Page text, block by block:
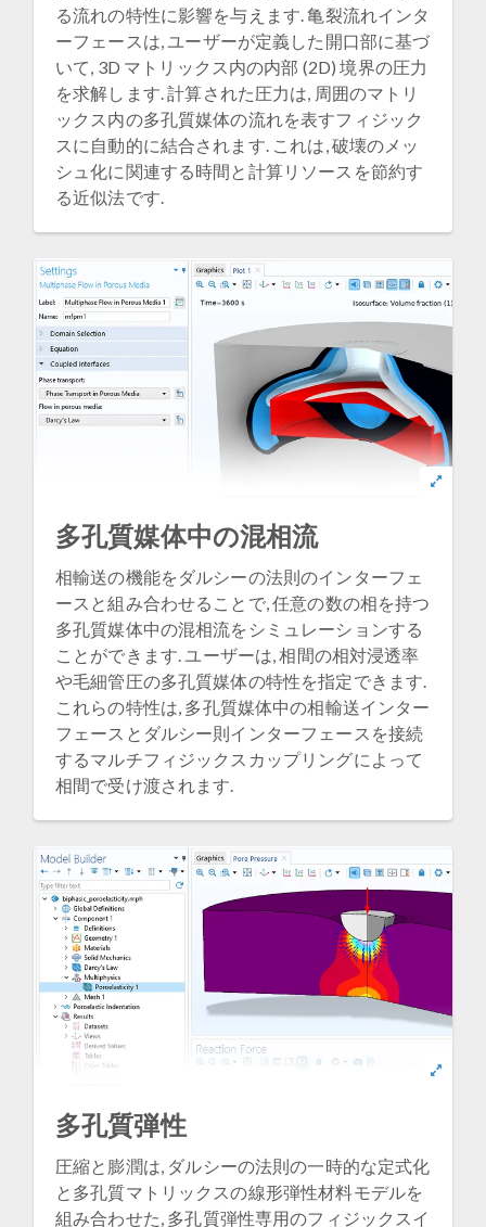
る流れの特性に影響を与えます. 亀裂流れインタ
ーフェースは, ユーザーが定義した開口部に基づ
いて, 3D マトリックス内の内部 (2D) 境界の圧力
を求解します. 計算された圧力は, 周囲のマトリ
ックス内の多孔質媒体の流れを表すフィジック
スに自動的に結合されます. これは, 破壊のメッ
シュ化に関連する時間と計算リソースを節約す
る近似法です.
多孔質媒体中の混相流
相輸送の機能をダルシーの法則のインターフェ
ースと組み合わせることで, 任意の数の相を持つ
多孔質媒体中の混相流をシミュレーションする
ことができます. ユーザーは, 相間の相対浸透率
や毛細管圧の多孔質媒体の特性を指定できます.
これらの特性は, 多孔質媒体中の相輸送インター
フェースとダルシー則インターフェースを接続
するマルチフィジックスカップリングによって
相間で受け渡されます.
多孔質弾性
圧縮と膨潤は, ダルシーの法則の一時的な定式化
と多孔質マトリックスの線形弾性材料モデルを
組み合わせた, 多孔質弾性専用のフィジックスイ